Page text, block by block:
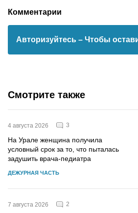
Комментарии
Авторизуйтесь – Чтобы
Смотрите также
4 августа 2026 3
На Урале женщина получила
условный срок за то, что пыталась
задушить врача-педиатра
ДЕЖУРНАЯ ЧАСТЬ
7 августа 2026 2